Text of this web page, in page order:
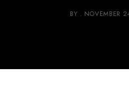
BY NOVEMBER